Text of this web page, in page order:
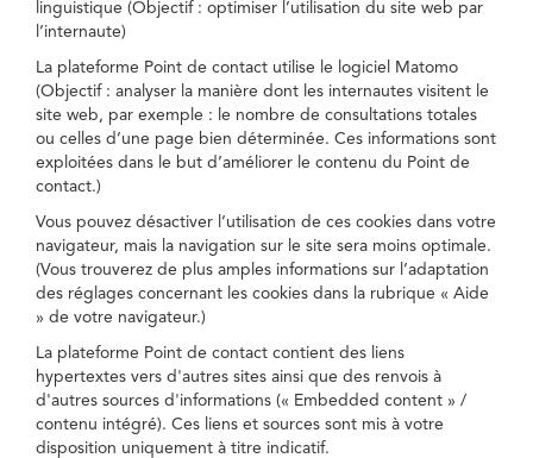
linguistique (Objectif : optimiser l’utilisation du site web par
l’internaute)
La plateforme Point de contact utilise le logiciel Matomo
(Objectif : analyser la manière dont les internautes visitent le
site web, par exemple : le nombre de consultations totales
ou celles d’une page bien déterminée. Ces informations sont
exploitées dans le but d’améliorer le contenu du Point de
contact.)
Vous pouvez désactiver l’utilisation de ces cookies dans votre
navigateur, mais la navigation sur le site sera moins optimale.
(Vous trouverez de plus amples informations sur l’adaptation
des réglages concernant les cookies dans la rubrique « Aide
» de votre navigateur.)
La plateforme Point de contact contient des liens
hypertextes vers d'autres sites ainsi que des renvois à
d'autres sources d'informations (« Embedded content » /
contenu intégré). Ces liens et sources sont mis à votre
disposition uniquement à titre indicatif.